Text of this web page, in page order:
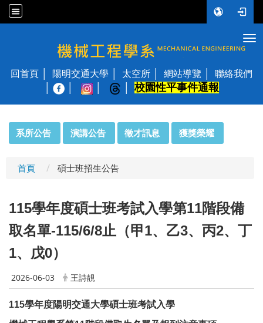
國立陽明交通大學 機械工程學系
回首頁 陽明交通大學 太空所 網站導覽
聯絡我們
校園性平事件通報
系所公告 演講公告 徵才訊息 獲獎榮耀
首頁 碩士班招生公告
115學年度碩士班考試入學第11階段備
取名單-115/6/8止（甲1、乙3、丙2、丁
1、戊0）
2026-06-03 王詩靚
115學年度陽明交通大學碩士班考試入學